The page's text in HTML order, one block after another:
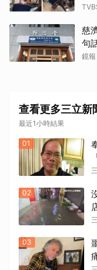
慈
句
鏡報
查看更多三立新
最近1小時結果
01
02
03